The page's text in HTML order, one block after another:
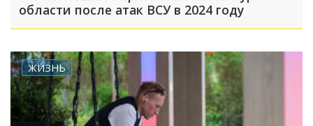
области после атак ВСУ в 2024 году
ЖИЗНЬ